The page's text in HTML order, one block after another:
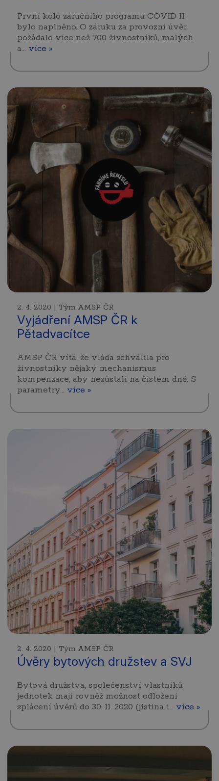
První kolo záručního programu COVID II
bylo naplněno. O záruku za provozní úvěr
požádalo více než 700 živnostníků, malých
a… více »
2. 4. 2020 | Tým AMSP ČR
Vyjádření AMSP ČR k
Pětadvacítce
AMSP ČR vítá, že vláda schválila pro
živnostníky nějaký mechanismus
kompenzace, aby nezůstali na čistém dně. S
parametry… více »
2. 4. 2020 | Tým AMSP ČR
Úvěry bytových družstev a SVJ
Bytová družstva, společenství vlastníků
jednotek mají rovněž možnost odložení
splácení úvěrů do 30. 11. 2020 (jistina i… více »